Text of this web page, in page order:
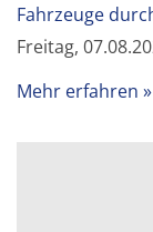
Fahrzeuge
Freitag,
Mehr erfahren